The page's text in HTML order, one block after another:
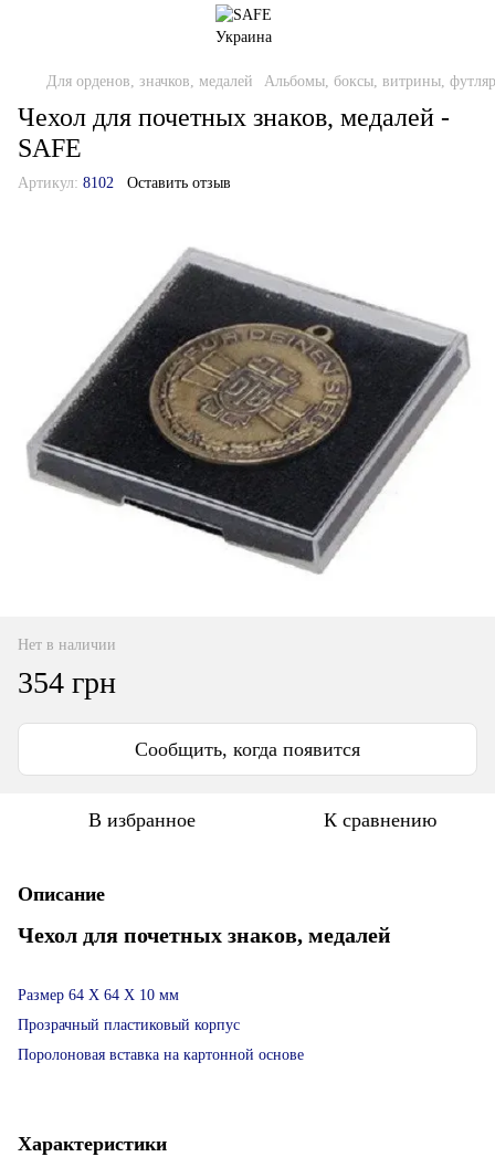
Для орденов, значков, медалей Альбомы, боксы, витрины,
Чехол для почетных знаков, медалей -
SAFE
Артикул: 8102 Оставить отзыв
Нет в наличии
354 грн
Сообщить, когда появится
В избранное К сравнению
Описание
Чехол для почетных знаков, медалей
Размер 64 Х 64 Х 10 мм
Прозрачный пластиковый корпус
Поролоновая вставка на картонной основе
Характеристики